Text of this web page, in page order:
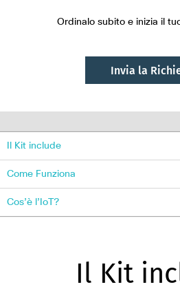
Ordinalo subito e inizia il
Invia la
Il Kit include
Come Funziona
Cos’è l’IoT?
Il Kit